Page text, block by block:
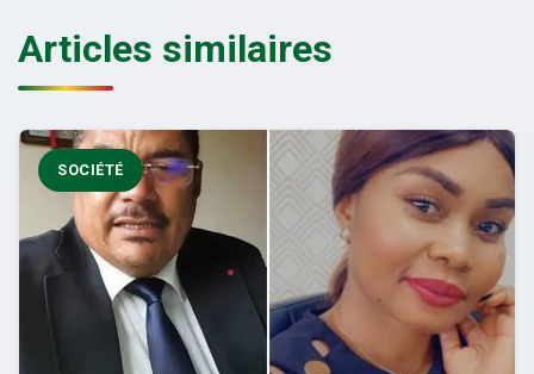
Articles similaires
SOCIÉTÉ